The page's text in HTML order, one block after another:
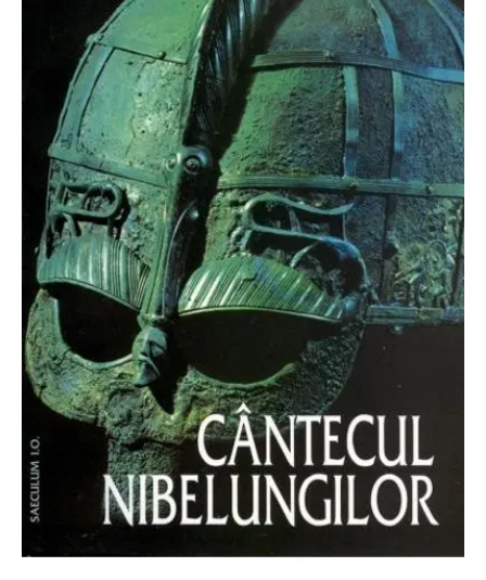
O poveste in care sexul se
confunda cu dragostea,
cinismul cu idealismul si
poezia cu umorul.
DESCARCĂ!